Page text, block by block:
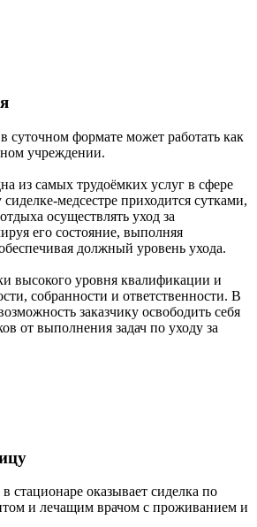
суточном формате может работать как
учреждении.
из самых трудоёмких услуг в сфере
медсестре приходится сутками,
осуществлять уход за
его состояние, выполняя
должный уровень ухода.
высокого уровня квалификации и
собранности и ответственности. В
заказчику освободить себя
от выполнения задач по уходу за
стационаре оказывает сиделка по
и лечащим врачом с проживанием и